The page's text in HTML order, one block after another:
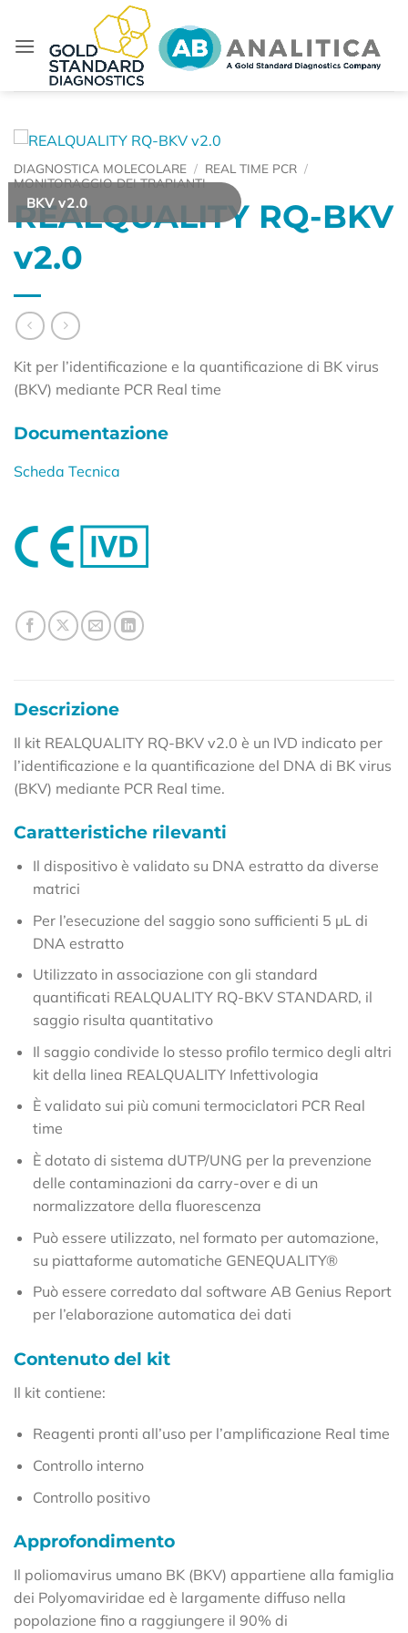
contenuti
BKV v2.0
DIAGNOSTICA MOLECOLARE / REAL TIME PCR /
MONITORAGGIO DEI TRAPIANTI
REALQUALITY RQ-BKV
v2.0
Kit per l’identificazione e la quantificazione di BK virus
(BKV) mediante PCR Real time
Documentazione
Scheda Tecnica
Descrizione
Il kit REALQUALITY RQ-BKV v2.0 è un IVD indicato per
l’identificazione e la quantificazione del DNA di BK virus
(BKV) mediante PCR Real time.
Caratteristiche rilevanti
Il dispositivo è validato su DNA estratto da diverse
matrici
Per l’esecuzione del saggio sono sufficienti 5 µL di
DNA estratto
Utilizzato in associazione con gli standard
quantificati REALQUALITY RQ-BKV STANDARD, il
saggio risulta quantitativo
Il saggio condivide lo stesso profilo termico degli altri
kit della linea REALQUALITY Infettivologia
È validato sui più comuni termociclatori PCR Real
time
È dotato di sistema dUTP/UNG per la prevenzione
delle contaminazioni da carry-over e di un
normalizzatore della fluorescenza
Può essere utilizzato, nel formato per automazione,
su piattaforme automatiche GENEQUALITY®
Può essere corredato dal software AB Genius Report
per l’elaborazione automatica dei dati
Contenuto del kit
Il kit contiene:
Reagenti pronti all’uso per l’amplificazione Real time
Controllo interno
Controllo positivo
Approfondimento
Il poliomavirus umano BK (BKV) appartiene alla famiglia
dei Polyomaviridae ed è largamente diffuso nella
popolazione fino a raggiungere il 90% di